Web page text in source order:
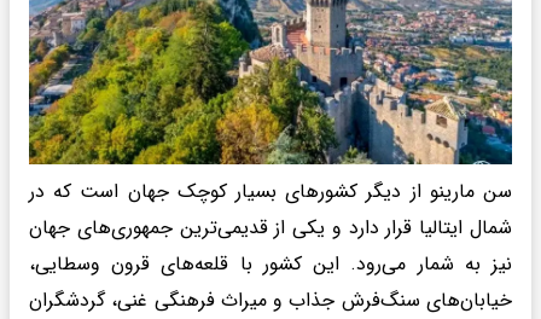
سن مارینو از دیگر کشورهای بسیار کوچک جهان است که در
شمال ایتالیا قرار دارد و یکی از قدیمی‌ترین جمهوری‌های جهان
نیز به شمار می‌رود. این کشور با قلعه‌های قرون وسطایی،
خیابان‌های سنگ‌فرش جذاب و میراث فرهنگی غنی‌، گردشگران